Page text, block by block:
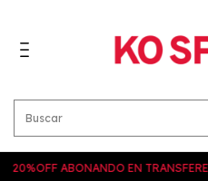
20%OFF ABONANDO EN